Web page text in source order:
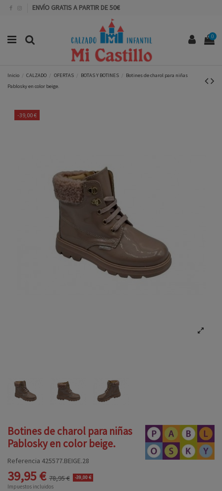
ENVÍO GRATIS A PARTIR DE 50€
0
Inicio CALZADO OFERTAS BOTAS Y BOTINES
Botines de charol para niñas
Pablosky en color beige.
-39,00 €
Botines de charol para niñas
Pablosky en color beige.
Referencia 425577.BEIGE.28
39,95 € 78,95 € -39,00 €
Impuestos incluidos